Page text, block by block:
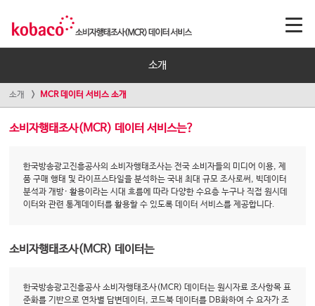
소개
소개 MCR 데이터 서비스 소개
소비자행태조사(MCR) 데이터 서비스는?
한국방송광고진흥공사의 소비자행태조사는 전국 소비자들의 미디어 이용, 제
품 구매 행태 및 라이프스타일을 분석하는 국내 최대 규모 조사로써, 빅데이터
분석과 개방· 활용이라는 시대 흐름에 따라 다양한 수요층 누구나 직접 원시데
이터와 관련 통계데이터를 활용할 수 있도록 데이터 서비스를 제공합니다.
소비자행태조사(MCR) 데이터는
한국방송광고진흥공사 소비자행태조사(MCR) 데이터는 원시자료 조사항목 표
준화를 기반으로 연차별 답변데이터, 코드북 데이터를 DB화하여 수 요자가 조